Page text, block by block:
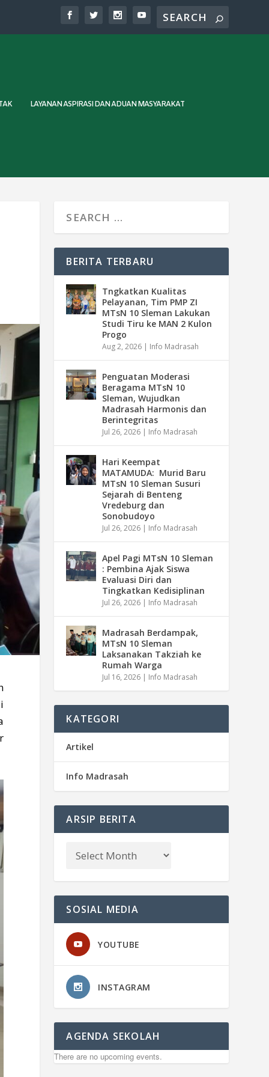
LAYANAN ASPIRASI DAN ADUAN MASYARAKAT
BERITA TERBARU
Tngkatkan Kualitas
Pelayanan, Tim PMP ZI
MTsN 10 Sleman Lakukan
Studi Tiru ke MAN 2 Kulon
Progo
Aug 2, 2026 | Info Madrasah
Penguatan Moderasi
Beragama MTsN 10
Sleman, Wujudkan
Madrasah Harmonis dan
Berintegritas
Jul 26, 2026 | Info Madrasah
Hari Keempat
MATAMUDA: Murid Baru
MTsN 10 Sleman Susuri
Sejarah di Benteng
Vredeburg dan
Sonobudoyo
Jul 26, 2026 | Info Madrasah
Apel Pagi MTsN 10 Sleman
: Pembina Ajak Siswa
Evaluasi Diri dan
Tingkatkan Kedisiplinan
Jul 26, 2026 | Info Madrasah
Madrasah Berdampak,
MTsN 10 Sleman
Laksanakan Takziah ke
Rumah Warga
Jul 16, 2026 | Info Madrasah
KATEGORI
Artikel
Info Madrasah
ARSIP BERITA
SOSIAL MEDIA
YOUTUBE
INSTAGRAM
AGENDA SEKOLAH
There are no upcoming events.